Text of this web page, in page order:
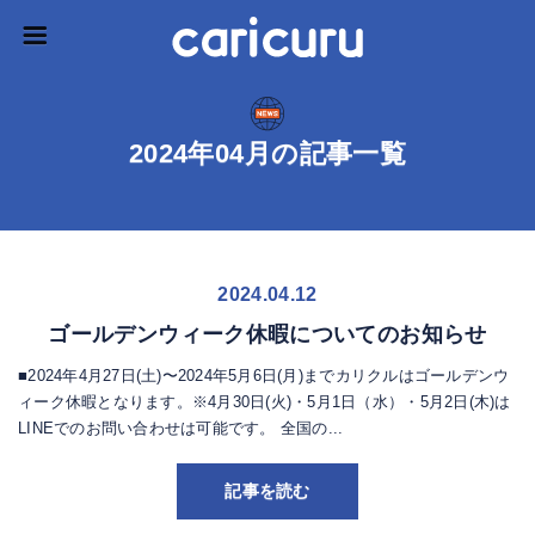
2024年04月の記事一覧
2024.04.12
ゴールデンウィーク休暇についてのお知らせ
■2024年4月27日(土)〜2024年5月6日(月)までカリクルはゴールデンウ
ィーク休暇となります。※4月30日(火)・5月1日（水）・5月2日(木)は
LINEでのお問い合わせは可能です。 全国の...
記事を読む